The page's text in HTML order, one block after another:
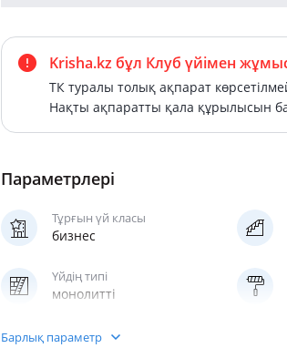
Krisha.kz бұл Клуб үйімен
ТК туралы толық ақпарат
Нақты ақпаратты қала құрылысын
Параметрлері
Тұрғын үй класы
бизнес
Үйдің типі
монолитті
Паркинг
Барлық параметр